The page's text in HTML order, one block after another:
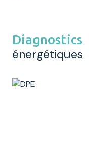
Diagnostics
énergétiques